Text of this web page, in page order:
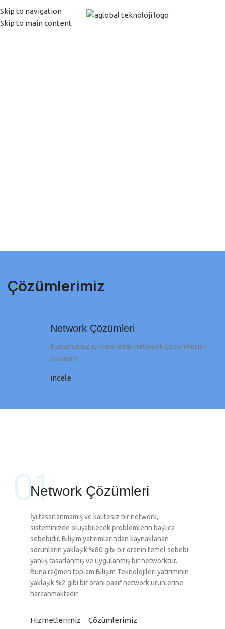
Skip to navigation
Skip to main content
MENU
Çözümlerimiz
Network Çözümleri
Kurumunuz için en ideal network çözümlerini
sunalım.
incele
01
Network Çözümleri
İyi tasarlanmamış ve kalitesiz bir network,
sisteminizde oluşabilecek problemlerin başlıca
sebebidir. Bilişim yatırımlarından kaynaklanan
sorunların yaklaşık %80 gibi bir oranın temel sebebi
yanlış tasarlanmış ve uygulanmış bir networktür.
Buna rağmen toplam Bilişim Teknolojileri yatırımının
yaklaşık %2 gibi bir oranı pasif network ürünlerine
harcanmaktadır.
Hizmetlerimiz Çözümlerimiz